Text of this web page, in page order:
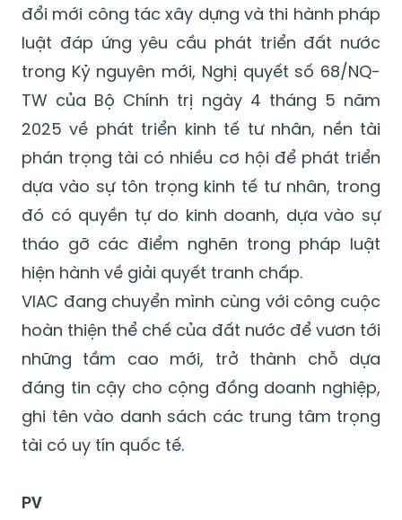
đổi mới công tác xây dựng và thi hành pháp
luật đáp ứng yêu cầu phát triển đất nước
trong Kỷ nguyên mới, Nghị quyết số 68/NQ-
TW của Bộ Chính trị ngày 4 tháng 5 năm
2025 về phát triển kinh tế tư nhân, nền tài
phán trọng tài có nhiều cơ hội để phát triển
dựa vào sự tôn trọng kinh tế tư nhân, trong
đó có quyền tự do kinh doanh, dựa vào sự
tháo gỡ các điểm nghẽn trong pháp luật
hiện hành về giải quyết tranh chấp.
VIAC đang chuyển mình cùng với công cuộc
hoàn thiện thể chế của đất nước để vươn tới
những tầm cao mới, trở thành chỗ dựa
đáng tin cậy cho cộng đồng doanh nghiệp,
ghi tên vào danh sách các trung tâm trọng
tài có uy tín quốc tế.
PV